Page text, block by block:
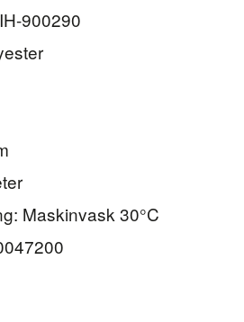
900290
Maskinvask 30°C